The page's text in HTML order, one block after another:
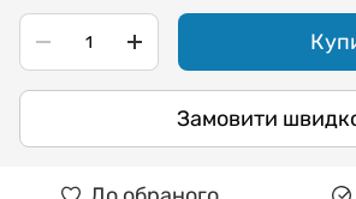
Замовити